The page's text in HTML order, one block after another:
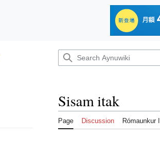
Sisam itak
Page Discussion Rómaunkur